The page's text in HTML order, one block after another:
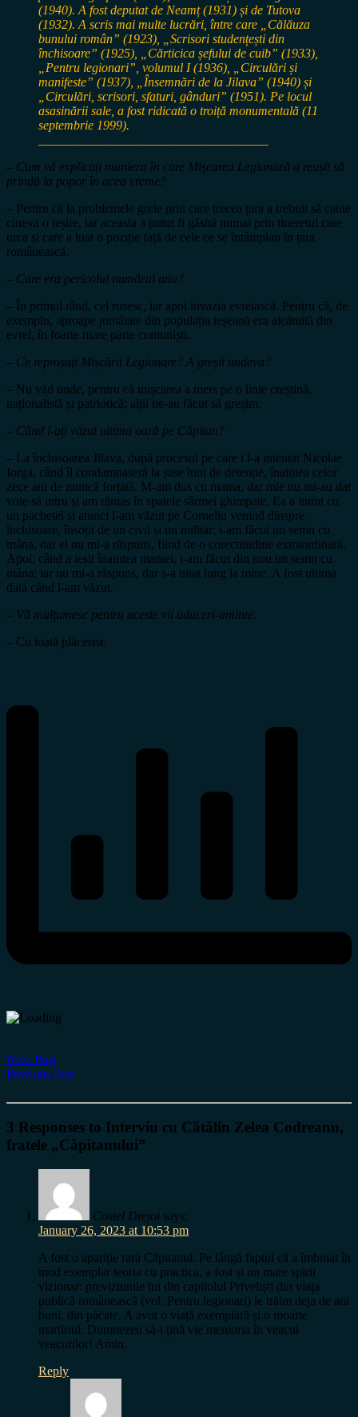
(1940). A fost deputat de Neamț (1931) și de Tutova
(1932). A scris mai multe lucrări, între care „Călăuza
bunului român” (1923), „Scrisori studențești din
închisoare” (1925), „Cărticica șefului de cuib” (1933),
„Pentru legionari”, volumul I (1936), „Circulări și
manifeste” (1937), „Însemnări de la Jilava” (1940) și
„Circulări, scrisori, sfaturi, gânduri” (1951). Pe locul
asasinării sale, a fost ridicată o troiță monumentală (11
septembrie 1999).
– Cum vă explicați maniera în care Mișcarea Legionară a reușit să
prindă la popor în acea vreme?
– Pentru că la problemele grele prin care trecea țara a trebuit să caute
cineva o ieșire, iar aceasta a putut fi găsită numai prin tineretul care
urca și care a luat o poziție față de cele ce se întâmplau în țara
românească.
– Care era pericolul numărul unu?
– În primul rând, cel rusesc, iar apoi invazia evreiască. Pentru că, de
exemplu, aproape jumătate din populația ieșeană era alcătuită din
evrei, în foarte mare parte comuniști.
– Ce reproșați Mișcării Legionare? A greșit undeva?
– Nu văd unde, pentru că mișcarea a mers pe o linie creștină,
naționalistă și patriotică; alții ne-au făcut să greșim.
– Când l-ați văzut ultima oară pe Căpitan?
– La închisoarea Jilava, după procesul pe care i l-a intentat Nicolae
Iorga, când îl condamnaseră la șase luni de detenție, înaintea celor
zece ani de muncă forțată. M-am dus cu mama, dar mie nu mi-au dat
voie să intru și am rămas în spatele sârmei ghimpate. Ea a intrat cu
un pachețel și atunci l-am văzut pe Corneliu venind dinspre
închisoare, însoțit de un civil și un militar; i-am făcut un semn cu
mâna, dar el nu mi-a răspuns, fiind de o corectitudine extraordinară.
Apoi, când a ieșit înaintea mamei, i-am făcut din nou un semn cu
mâna; iar nu mi-a răspuns, dar s-a uitat lung la mine. A fost ultima
dată când l-am văzut.
– Vă mulțumesc pentru aceste vii aduceri-aminte.
– Cu toată plăcerea.
Next Post
Previous Post
3 Responses to Interviu cu Cătălin Zelea Codreanu,
fratele „Căpitanului”
Costel Drejoi says:
January 26, 2023 at 10:53 pm
A fost o apariție rară Căpitanul. Pe lângă faptul că a îmbinat în
mod exemplar teoria cu practica, a fost și un mare spirit
vizionar: previziunile lui din capitolul Priveliști din viața
publică românească (vol. Pentru legionari) le trăim deja de ani
buni, din păcate. A avut o viață exemplară și o moarte
martiriul. Dumnezeu să-i țină vie memoria în veacul
veacurilor! Amin.
Reply